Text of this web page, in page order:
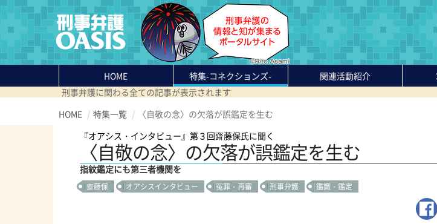
HOME 特集-コネクションズ- 関連活動紹介
刑事弁護に関わる全ての記事が表示されます
HOME
特集一覧
〈自敬の念〉の欠落が誤鑑定を生む
『オアシス・インタビュー』第３回齋藤保氏に聞く
〈自敬の念〉の欠落が誤鑑定を生む
指紋鑑定にも第三者機関を
齋藤保 オアシスインタビュー 冤罪・再審 刑事弁護 鑑識・鑑定